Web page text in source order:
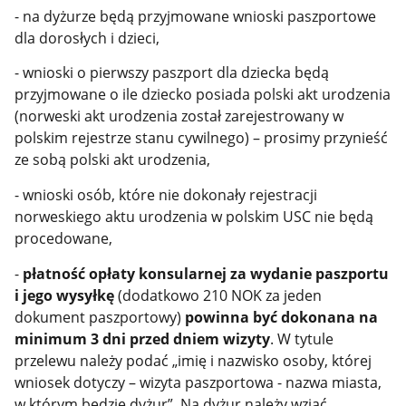
- na dyżurze będą przyjmowane wnioski paszportowe
dla dorosłych i dzieci,
- wnioski o pierwszy paszport dla dziecka będą
przyjmowane o ile dziecko posiada polski akt urodzenia
(norweski akt urodzenia został zarejestrowany w
polskim rejestrze stanu cywilnego) – prosimy przynieść
ze sobą polski akt urodzenia,
- wnioski osób, które nie dokonały rejestracji
norweskiego aktu urodzenia w polskim USC nie będą
procedowane,
- płatność opłaty konsularnej za wydanie paszportu
i jego wysyłkę(dodatkowo 210 NOK za jeden
dokument paszportowy) powinna być dokonana na
minimum 3 dni przed dniem wizyty.W tytule
przelewu należy podać „imię i nazwisko osoby, której
wniosek dotyczy – wizyta paszportowa - nazwa miasta,